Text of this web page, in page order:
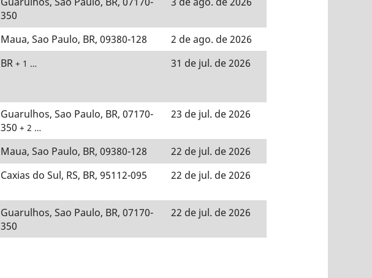
350
Maua, Sao Paulo, BR, 09380-128
2 de ago. de 2026
BR + 1 … 31 de jul. de 2026
Guarulhos, Sao Paulo, BR, 07170-
350 + 2 …
23 de jul. de 2026
Maua, Sao Paulo, BR, 09380-128
22 de jul. de 2026
Caxias do Sul, RS, BR, 95112-095 22 de jul. de 2026
Guarulhos, Sao Paulo, BR, 07170-
350
22 de jul. de 2026